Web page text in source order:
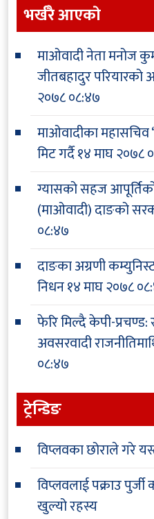
भर्खरै आएकाे
माओवादी नेता मनोज
जीतबहादुर परियारको
२०७८ ०८:४७
माओवादीका
मिट गर्दै१४ माघ २०७८
ग्यासको सहज
(माओवादी) दाङको
०८:४७
दाङका अग्रणी
निधन१४ माघ २०७८
फेरि मिल्दै केपी-प्रचण्ड:
अवसरवादी
०८:४७
ट्रेन्डिङ
विप्लवका छोराले गरे
विप्लवलाई पक्राउ
खुल्यो रहस्य